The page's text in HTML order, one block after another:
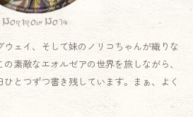
Norirow Note
ェイ、そして妹のノリコちゃんが織りな
素敵なエオルゼアの世界を旅しながら、
とつずつ書き残しています。まぁ、よく